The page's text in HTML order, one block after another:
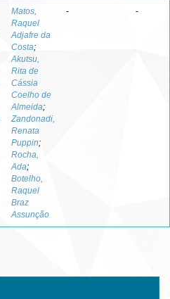
Matos,
Raquel
Adjafre da
Costa;
Akutsu,
Rita de
Cássia
Coelho de
Almeida;
Zandonadi,
Renata
Puppin;
Rocha,
Ada;
Botelho,
Raquel
Braz
Assunção
- -